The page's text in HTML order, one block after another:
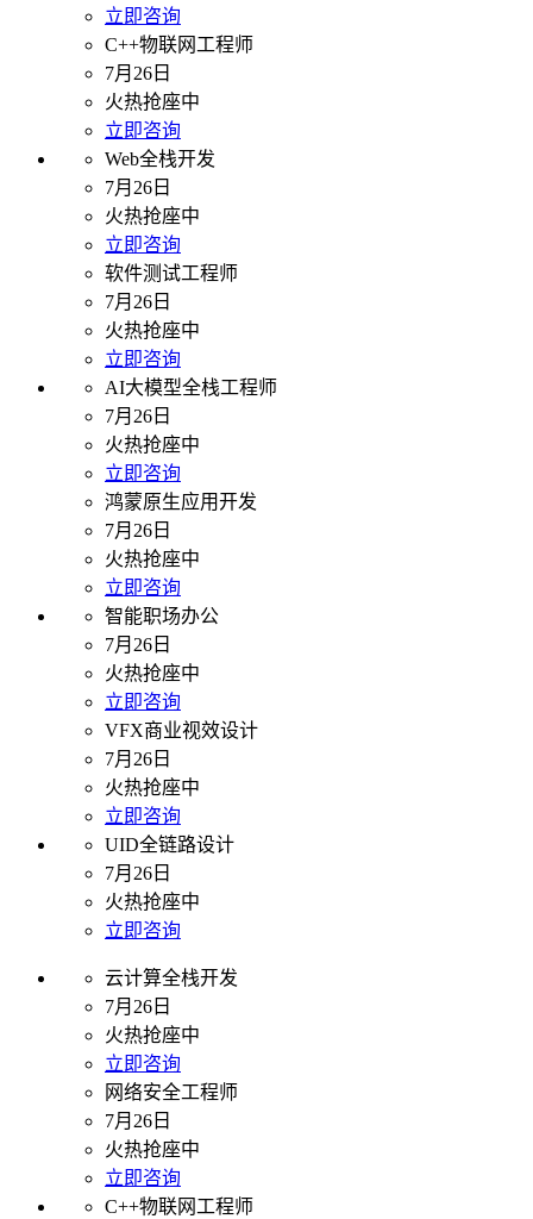
立即咨询
C++物联网工程师
7月26日
火热抢座中
立即咨询
Web全栈开发
7月26日
火热抢座中
立即咨询
软件测试工程师
7月26日
火热抢座中
立即咨询
AI大模型全栈工程师
7月26日
火热抢座中
立即咨询
鸿蒙原生应用开发
7月26日
火热抢座中
立即咨询
智能职场办公
7月26日
火热抢座中
立即咨询
VFX商业视效设计
7月26日
火热抢座中
立即咨询
UID全链路设计
7月26日
火热抢座中
立即咨询
云计算全栈开发
7月26日
火热抢座中
立即咨询
网络安全工程师
7月26日
火热抢座中
立即咨询
C++物联网工程师